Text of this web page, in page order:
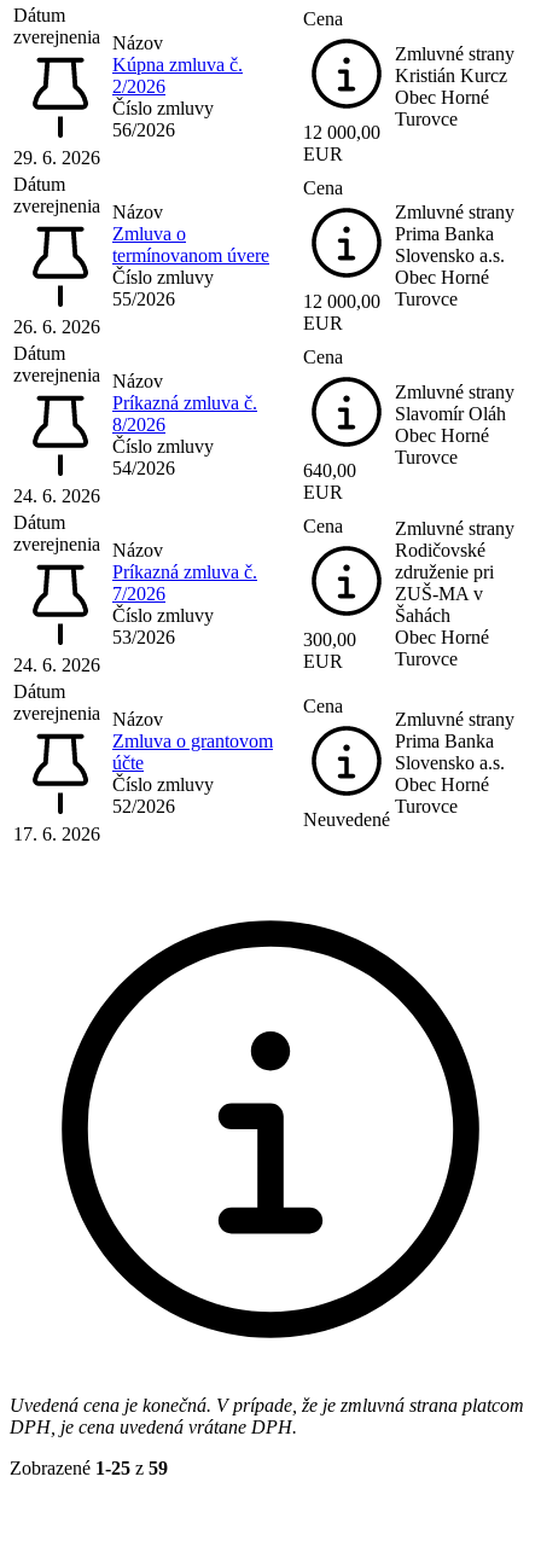
Dátum
zverejnenia
29. 6. 2026
Názov
Kúpna zmluva č.
2/2026
Číslo zmluvy
56/2026
Cena
12 000,00
EUR
Zmluvné strany
Kristián Kurcz
Obec Horné
Turovce
Dátum
zverejnenia
26. 6. 2026
Názov
Zmluva o
termínovanom úvere
Číslo zmluvy
55/2026
Cena
12 000,00
EUR
Zmluvné strany
Prima Banka
Slovensko a.s.
Obec Horné
Turovce
Dátum
zverejnenia
24. 6. 2026
Názov
Príkazná zmluva č.
8/2026
Číslo zmluvy
54/2026
Cena
640,00
EUR
Zmluvné strany
Slavomír Oláh
Obec Horné
Turovce
Dátum
zverejnenia
24. 6. 2026
Názov
Príkazná zmluva č.
7/2026
Číslo zmluvy
53/2026
Cena
300,00
EUR
Zmluvné strany
Rodičovské
združenie pri
ZUŠ-MA v
Šahách
Obec Horné
Turovce
Dátum
zverejnenia
17. 6. 2026
Názov
Zmluva o grantovom
účte
Číslo zmluvy
52/2026
Cena
Neuvedené
Zmluvné strany
Prima Banka
Slovensko a.s.
Obec Horné
Turovce
Uvedená cena je konečná. V prípade, že je zmluvná strana platcom
DPH, je cena uvedená vrátane DPH.
Zobrazené 1-25 z 59